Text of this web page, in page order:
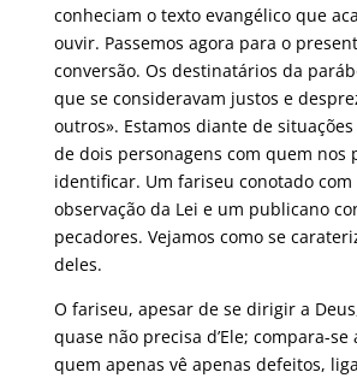
conheciam o texto evangélico que
ouvir. Passemos agora para o
conversão. Os destinatários da
que se consideravam justos e
outros». Estamos diante de
de dois personagens com quem nos
identificar. Um fariseu conotado com
observação da Lei e um publicano
pecadores. Vejamos como se
deles.
O fariseu, apesar de se dirigir a
quase não precisa d’Ele; compara-se
quem apenas vê apenas defeitos,